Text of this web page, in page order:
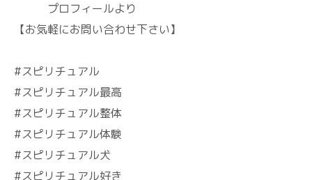
プロフィールより
【お気軽にお問い合わせ下さい】
#スピリチュアル
#スピリチュアル最高
#スピリチュアル整体
#スピリチュアル体験
#スピリチュアル犬
#スピリチュアル好き